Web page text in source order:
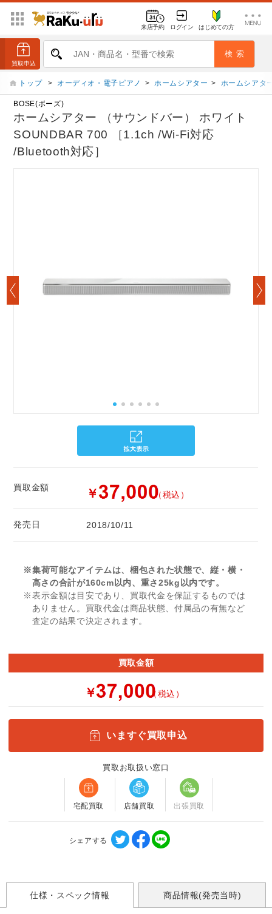
来店予約 ログイン はじめての方
トップ > オーディオ・電子ピアノ > ホームシアター > ホームシアタ
BOSE(ボーズ)
ホームシアター （サウンドバー） ホワイト
SOUNDBAR 700 ［1.1ch /Wi-Fi対応
/Bluetooth対応］
買取金額 ￥ （税込）
発売日 2018/10/11
※集荷可能なアイテムは、梱包された状態で、縦・横・
高さの合計が160cm以内、重さ25kg以内です。
※表示金額は目安であり、買取代金を保証するものでは
ありません。買取代金は商品状態、付属品の有無など
査定の結果で決定されます。
買取金額
￥ （税込）
いますぐ買取申込
買取お取扱い窓口
宅配買取 店舗買取 出張買取
シェアする
仕様・スペック情報 商品情報(発売当時)